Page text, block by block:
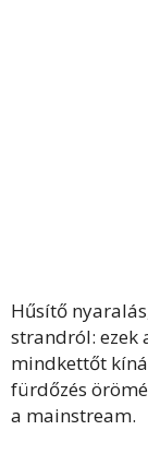
Hűsítő
strandról: ezek
mindkettőt
fürdőzés
a mainstream.